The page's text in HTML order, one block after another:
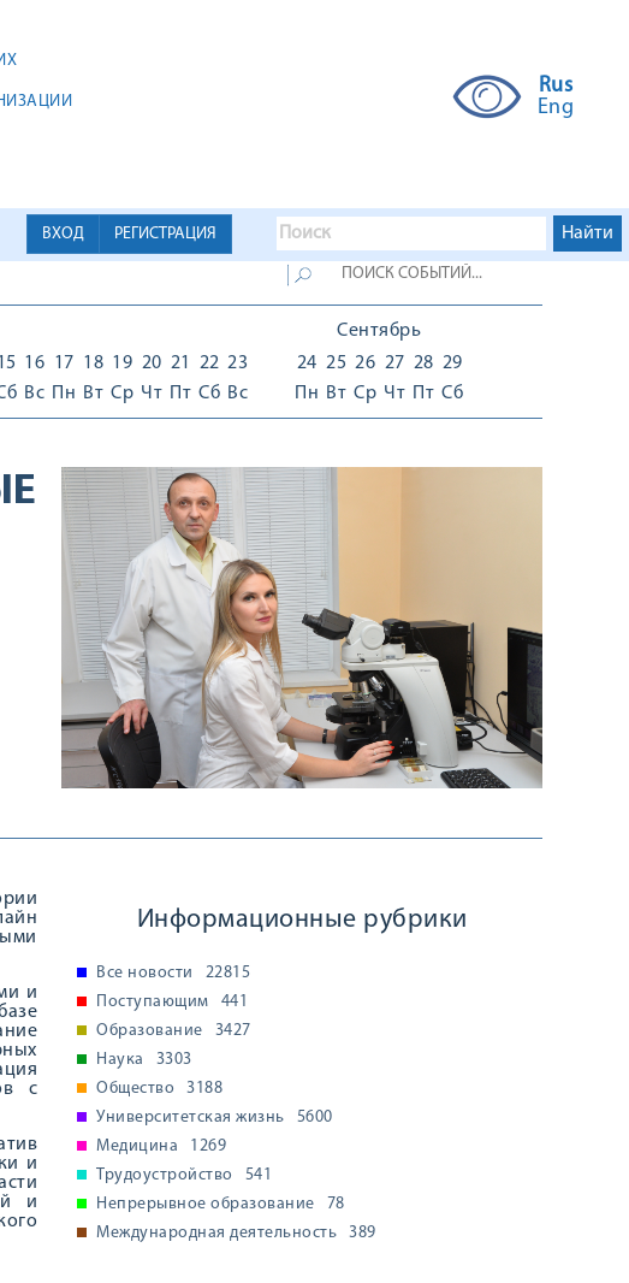
Rus
Eng
ВХОД РЕГИСТРАЦИЯ
16
Вс
17
Пн
18
Вт
19
Ср
20
Чт
21
Пт
22
Сб
23
Вс
Сентябрь
24
Пн
25
Вт
26
Ср
27
Чт
28
Пт
29
Сб
и
с
и
и
Информационные рубрики
Все новости
22815
Поступающим
441
Образование
3427
Наука
3303
Общество
3188
Университетская жизнь
5600
Медицина
1269
Трудоустройство
541
Непрерывное образование
78
Международная деятельность
389